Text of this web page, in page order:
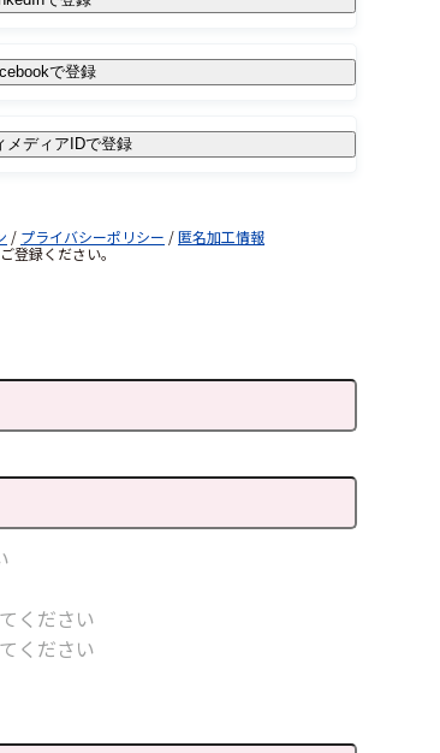
で登録
メディアIDで登録
/ プライバシーポリシー /匿名加工情報
登録ください。
ください
ください